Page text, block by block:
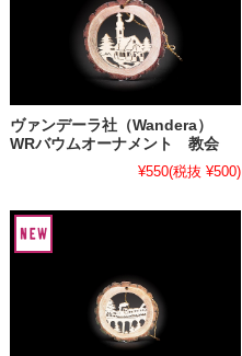
ヴァンデーラ社（Wandera）
WRバウムオーナメント 教会
¥550(税抜 ¥500)